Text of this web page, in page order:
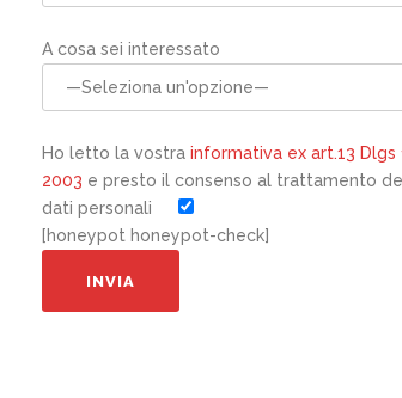
A cosa sei interessato
Ho letto la vostra informativa ex art.13 Dlgs
2003 e presto il consenso al trattamento
dati personali
[honeypot honeypot-check]